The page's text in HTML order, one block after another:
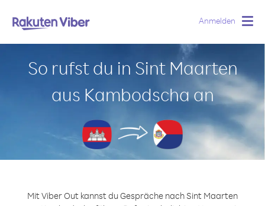
Anmelden
So rufst du in Sint Maarten
aus Kambodscha an
Mit Viber Out kannst du Gespräche nach Sint Maarten